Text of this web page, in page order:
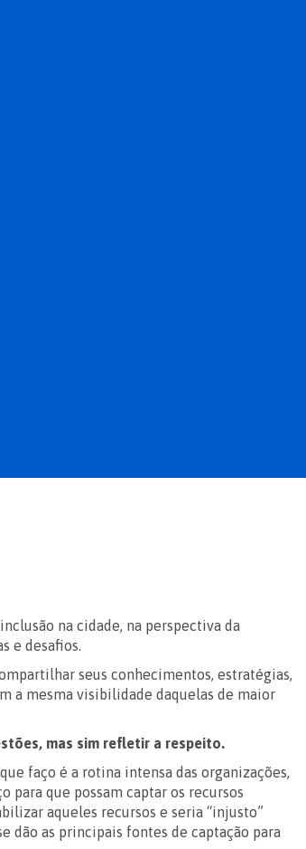
na cidade, na perspectiva da
e desafios.
seus conhecimentos, estratégias,
a mesma visibilidade daquelas de maior
mas sim refletir a respeito.
faço é a rotina intensa das organizações,
para que possam captar os recursos
aqueles recursos e seria “injusto”
dão as principais fontes de captação para